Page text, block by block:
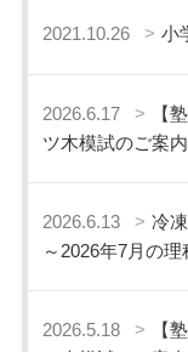
2021.10.26 小
2026.6.17
【
ツ木模試のご案内
2026.6.13
冷
～2026年7月の
2026.5.18
【